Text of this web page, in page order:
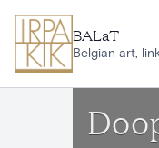
BALaT
Belgian art,